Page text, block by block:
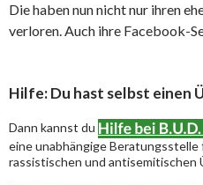
Die haben nun nicht nur ihren
verloren. Auch ihre Facebook-
Hilfe: Du hast selbst einen
Dann kannst du
eine unabhängige
rassistischen und antisemitischen